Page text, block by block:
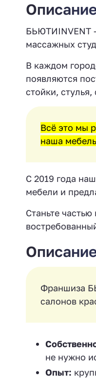
БЬЮТИINVENT
массажных
В каждом
появляются
стойки,
Всё это мы
наша
С 2019 года
мебели и
Станьте
Франшиза
салонов
не нужно
Опыт: